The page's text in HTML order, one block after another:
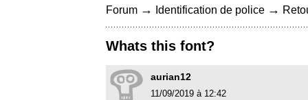
Forum → Identification de police →
Whats this font?
aurian12
11/09/2019 à 12:42